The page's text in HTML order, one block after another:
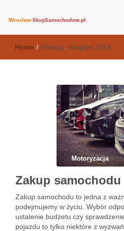
wroclaw-
Home / Miesiąc: sierpień 2019
Motoryzacja
Zakup samochodu
Zakup samochodu to jedna z
podejmujemy w życiu. Wybór
ustalenie budżetu czy
pojazdu to tylko niektóre z